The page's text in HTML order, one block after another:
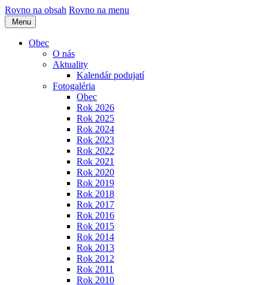
Rovno na obsah Rovno na menu
Menu
Obec
O nás
Aktuality
Kalendár podujatí
Fotogaléria
Obec
Rok 2026
Rok 2025
Rok 2024
Rok 2023
Rok 2022
Rok 2021
Rok 2020
Rok 2019
Rok 2018
Rok 2017
Rok 2016
Rok 2015
Rok 2014
Rok 2013
Rok 2012
Rok 2011
Rok 2010